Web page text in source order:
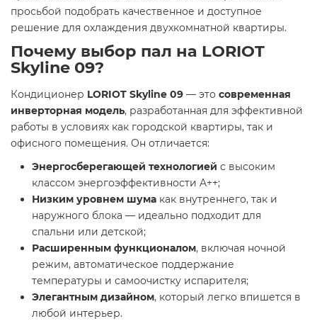
просьбой подобрать качественное и доступное
решение для охлаждения двухкомнатной квартиры.
Почему выбор пал на LORIOT
Skyline 09?
Кондиционер LORIOT Skyline 09 — это современная
инверторная модель, разработанная для эффективной
работы в условиях как городской квартиры, так и
офисного помещения. Он отличается:
Энергосберегающей технологией с высоким
классом энергоэффективности A++;
Низким уровнем шума как внутреннего, так и
наружного блока — идеально подходит для
спальни или детской;
Расширенным функционалом, включая ночной
режим, автоматическое поддержание
температуры и самоочистку испарителя;
Элегантным дизайном, который легко впишется в
любой интерьер.